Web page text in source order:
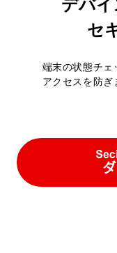
デバ
セ
端末の状態チェ
アクセスを防ぎ